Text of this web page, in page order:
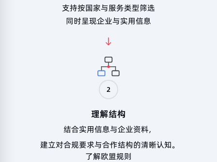
支持按国家与服务类型筛选
同时呈现企业与实用信息
2
理解结构
结合实用信息与企业资料，
建立对合规要求与合作结构的清晰认知。
了解欧盟规则